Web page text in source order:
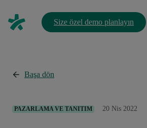
Size özel demo planlayın
Başa dön
PAZARLAMA VE TANITIM 20 Nis 2022